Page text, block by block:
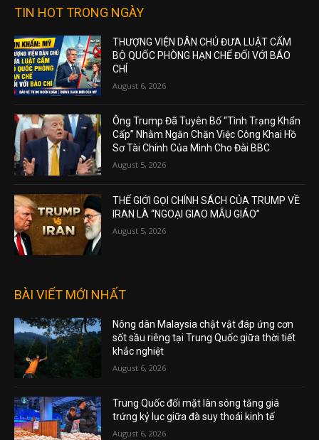
TIN HOT TRONG NGÀY
THƯỢNG VIỆN DÂN CHỦ ĐƯA LUẬT CẤM
BỘ QUỐC PHÒNG HẠN CHẾ ĐỐI VỚI BÁO
CHÍ
August 6, 2026
Ông Trump Đã Tuyên Bố “Tình Trạng Khẩn
Cấp” Nhằm Ngăn Chặn Việc Công Khai Hồ
Sơ Tài Chính Của Mình Cho Đài BBC
August 5, 2026
THẾ GIỚI GỌI CHÍNH SÁCH CỦA TRUMP VỀ
IRAN LÀ “NGOẠI GIAO MẪU GIÁO”
August 5, 2026
BÀI VIẾT MỚI NHẤT
Nông dân Malaysia chật vật đáp ứng cơn
sốt sầu riêng tại Trung Quốc giữa thời tiết
khắc nghiệt
August 6, 2026
Trung Quốc đối mặt làn sóng tăng giá
trứng kỷ lục giữa đà suy thoái kinh tế
August 6, 2026